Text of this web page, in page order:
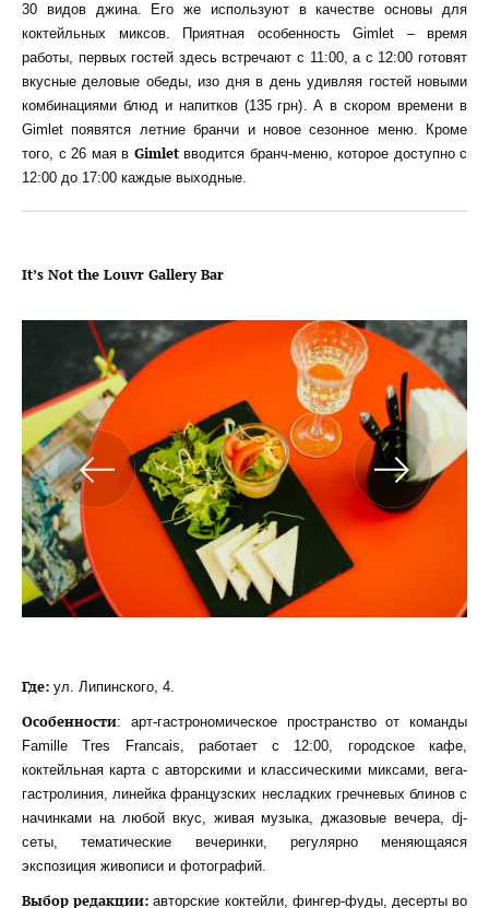
30 видов джина. Его же используют в качестве основы для
коктейльных миксов. Приятная особенность Gimlet – время
работы, первых гостей здесь встречают с 11:00, а с 12:00 готовят
вкусные деловые обеды, изо дня в день удивляя гостей новыми
комбинациями блюд и напитков (135 грн). А в скором времени в
Gimlet появятся летние бранчи и новое сезонное меню. Кроме
того, с 26 мая в Gimletвводится бранч-меню, которое доступно с
12:00 до 17:00 каждые выходные.
It’s Not the Louvr Gallery Bar
Где: ул. Липинского, 4.
Особенности: арт-гастрономическое пространство от команды
Famille Tres Francais, работает с 12:00, городское кафе,
коктейльная карта с авторскими и классическими миксами, вега-
гастролиния, линейка французских несладких гречневых блинов с
начинками на любой вкус, живая музыка, джазовые вечера, dj-
сеты, тематические вечеринки, регулярно меняющаяся
экспозиция живописи и фотографий.
Выбор редакции: авторские коктейли, фингер-фуды, десерты во